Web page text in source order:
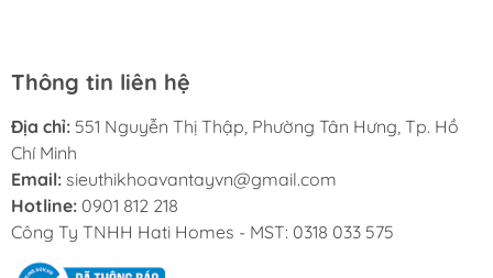
Thông tin liên hệ
Địa chỉ: 551 Nguyễn Thị Thập, Phường Tân Hưng, Tp. Hồ
Chí Minh
Email: sieuthikhoavantayvn@gmail.com
Hotline: 0901 812 218
Công Ty TNHH Hati Homes - MST: 0318 033 575